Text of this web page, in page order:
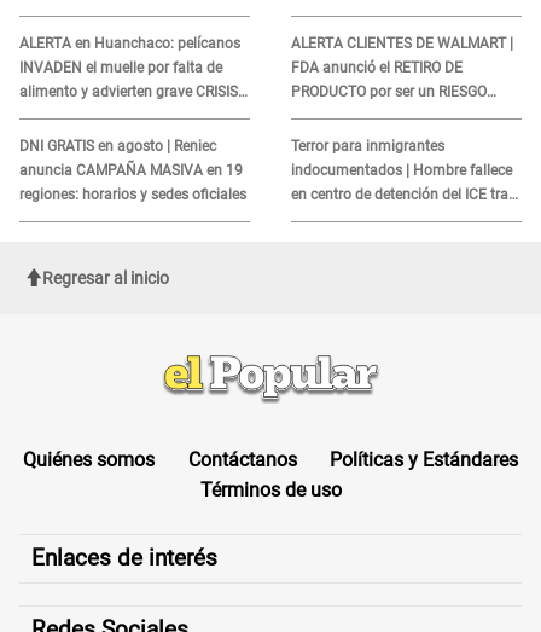
ALERTA en Huanchaco: pelícanos
INVADEN el muelle por falta de
alimento y advierten grave CRISIS
en el mar
DNI GRATIS en agosto | Reniec
anuncia CAMPAÑA MASIVA en 19
regiones: horarios y sedes oficiales
ALERTA CLIENTES DE WALMART |
FDA anunció el RETIRO DE
PRODUCTO por ser un RIESGO
MORTAL para consumidores: ¿Cuál
es?
Terror para inmigrantes
indocumentados | Hombre fallece
en centro de detención del ICE tras
sufrir una "emergencia médica"
Regresar al inicio
Quiénes somos Contáctanos
Políticas y Estándares
Términos de uso
Enlaces de interés